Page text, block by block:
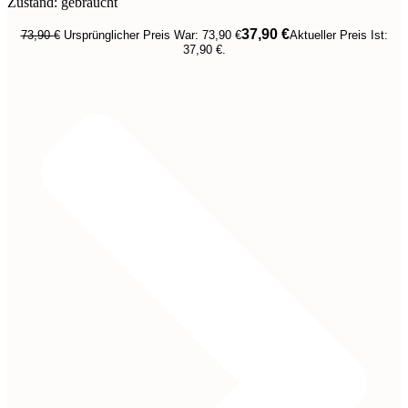
73,90€ Ursprünglicher Preis War: 73,90 €37,90 €Aktueller Preis Ist:
37,90 €.